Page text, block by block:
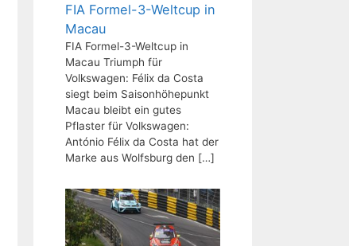
FIA Formel-3-Weltcup in
Macau
FIA Formel-3-Weltcup in
Macau Triumph für
Volkswagen: Félix da Costa
siegt beim Saisonhöhepunkt
Macau bleibt ein gutes
Pflaster für Volkswagen:
António Félix da Costa hat der
Marke aus Wolfsburg den […]